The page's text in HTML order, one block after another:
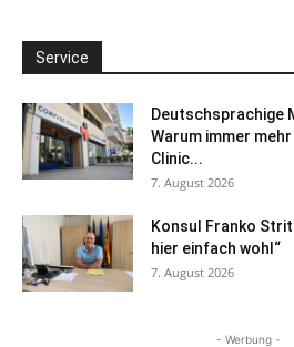
Service
Deutschsprachige
Warum immer
Clinic...
7. August 2026
Konsul Franko
hier einfach wohl“
7. August 2026
- Werbung -